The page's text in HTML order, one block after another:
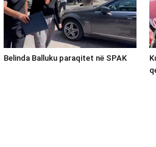
Belinda Balluku paraqitet në SPAK